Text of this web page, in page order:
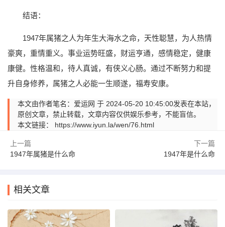
结语：
1947年属猪之人为年生大海水之命，天性聪慧，为人热情
豪爽，重情重义。事业运势旺盛，财运亨通，感情稳定，健康
康健。性格温和，待人真诚，有侠义心肠。通过不断努力和提
升自身修养，属猪之人必能一生顺遂，福寿安康。
本文由作者笔名：爱运网 于 2024-05-20 10:45:00发表在本站，
原创文章，禁止转载，文章内容仅供娱乐参考，不能盲信。
本文链接： https://www.iyun.la/wen/76.html
上一篇
1947年属猪是什么命
下一篇
1947年是什么命
相关文章